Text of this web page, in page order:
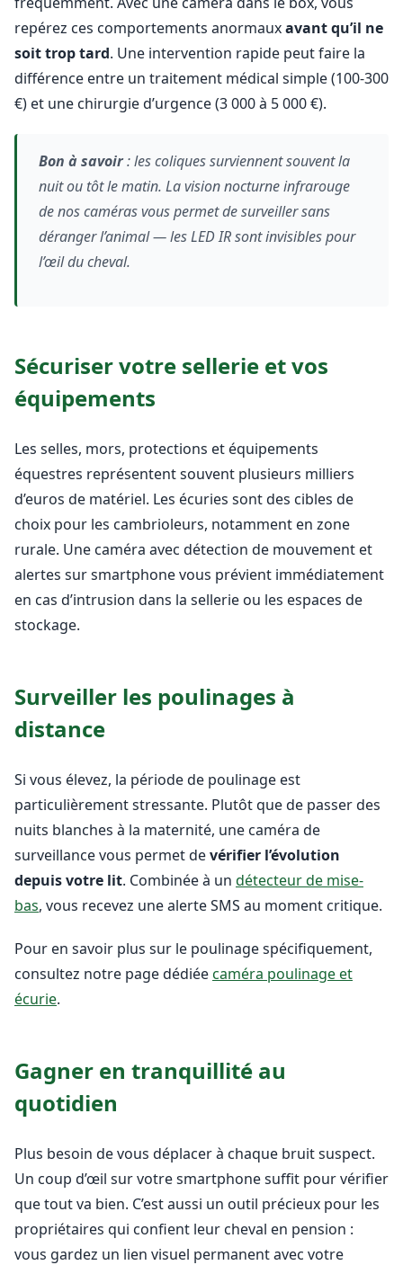
repérez ces comportements anormauxavant qu’il ne
soit trop tard. Une intervention rapide peut faire la
différence entre un traitement médical simple (100-300
€) et une chirurgie d’urgence (3 000 à 5 000 €).
Bon à savoir: les coliques surviennent souvent la
nuit ou tôt le matin. La vision nocturne infrarouge
de nos caméras vous permet de surveiller sans
déranger l’animal — les LED IR sont invisibles pour
l’œil du cheval.
Sécuriser votre sellerie et vos
équipements
Les selles, mors, protections et équipements
équestres représentent souvent plusieurs milliers
d’euros de matériel. Les écuries sont des cibles de
choix pour les cambrioleurs, notamment en zone
rurale. Une caméra avec détection de mouvement et
alertes sur smartphone vous prévient immédiatement
en cas d’intrusion dans la sellerie ou les espaces de
stockage.
Surveiller les poulinages à
distance
Si vous élevez, la période de poulinage est
particulièrement stressante. Plutôt que de passer des
nuits blanches à la maternité, une caméra de
surveillance vous permet devérifier l’évolution
depuis votre lit. Combinée à un détecteur de mise-
bas, vous recevez une alerte SMS au moment critique.
Pour en savoir plus sur le poulinage spécifiquement,
consultez notre page dédiéecaméra poulinage et
écurie.
Gagner en tranquillité au
quotidien
Plus besoin de vous déplacer à chaque bruit suspect.
Un coup d’œil sur votre smartphone suffit pour vérifier
que tout va bien. C’est aussi un outil précieux pour les
propriétaires qui confient leur cheval en pension :
vous gardez un lien visuel permanent avec votre